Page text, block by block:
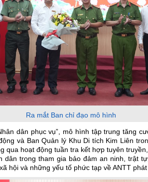
Ra mắt Ban chỉ đạo mô hình
dân phục vụ”, mô hình tập trung tăng
và Ban Quản lý Khu Di tích Kim Liên
qua hoạt động tuần tra kết hợp tuyên
dân trong tham gia bảo đảm an ninh, trật
hội và những yếu tố phức tạp về ANTT phát